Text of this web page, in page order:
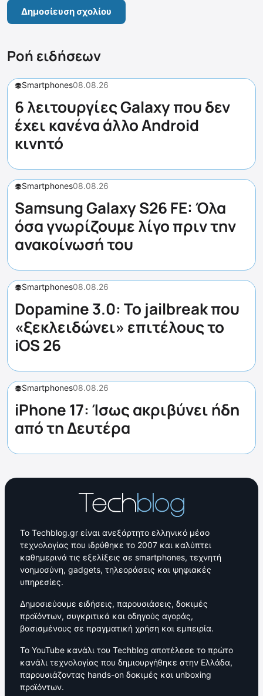
Ροή ειδήσεων
Smartphones08.08.26
6 λειτουργίες Galaxy που δεν
έχει κανένα άλλο Android
κινητό
Smartphones08.08.26
Samsung Galaxy S26 FE: Όλα
όσα γνωρίζουμε λίγο πριν την
ανακοίνωσή του
Smartphones08.08.26
Dopamine 3.0: Το jailbreak που
«ξεκλειδώνει» επιτέλους το
iOS 26
Smartphones08.08.26
iPhone 17: Ίσως ακριβύνει ήδη
από τη Δευτέρα
Το Techblog.gr είναι ανεξάρτητο ελληνικό μέσο
τεχνολογίας που ιδρύθηκε το 2007 και καλύπτει
καθημερινά τις εξελίξεις σε smartphones, τεχνητή
νοημοσύνη, gadgets, τηλεοράσεις και ψηφιακές
υπηρεσίες.
Δημοσιεύουμε ειδήσεις, παρουσιάσεις, δοκιμές
προϊόντων, συγκριτικά και οδηγούς αγοράς,
βασισμένους σε πραγματική χρήση και εμπειρία.
Το YouTube κανάλι του Techblog αποτέλεσε το πρώτο
κανάλι τεχνολογίας που δημιουργήθηκε στην Ελλάδα,
παρουσιάζοντας hands-on δοκιμές και unboxing
προϊόντων.